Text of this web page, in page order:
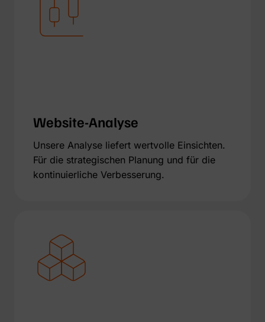
Website-Analyse
Unsere Analyse liefert wertvolle Einsichten.
Für die strategischen Planung und für die
kontinuierliche Verbesserung.